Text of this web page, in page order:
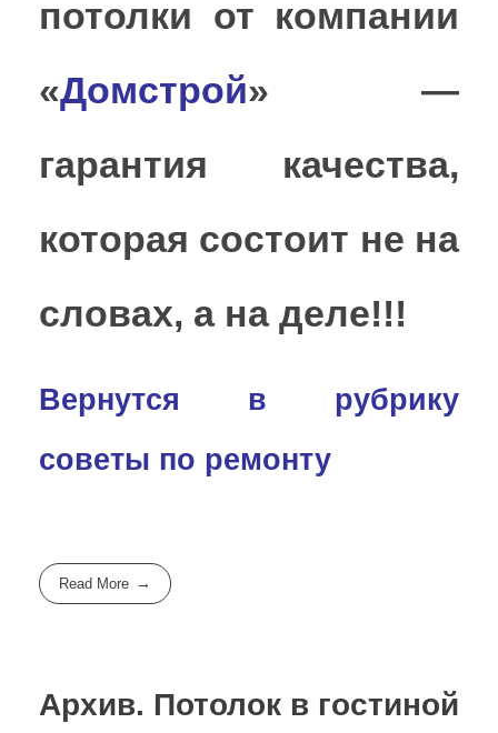
потолки от компании
«Домстрой» —
гарантия качества,
которая состоит не на
словах, а на деле!!!
Вернутся в рубрику
советы по ремонту
Read More
Архив. Потолок в гостиной